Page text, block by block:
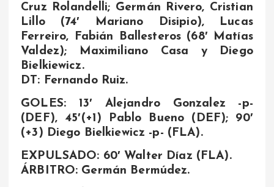
Cruz Rolandelli; Germán Rivero, Cristian
Lillo (74′ Mariano Disipio), Lucas
Ferreiro, Fabián Ballesteros (68′ Matías
Valdez); Maximiliano Casa y Diego
Bielkiewicz.
DT: Fernando Ruiz.
GOLES: 13′ Alejandro Gonzalez -p-
(DEF), 45′(+1) Pablo Bueno (DEF); 90′
(+3) Diego Bielkiewicz -p- (FLA).
EXPULSADO: 60′ Walter Díaz (FLA).
ÁRBITRO: Germán Bermúdez.